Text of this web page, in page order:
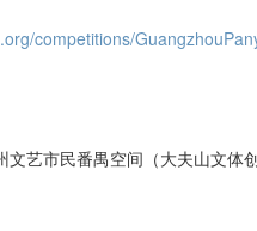
competitions/
艺市民番禺空间（大夫山文体创